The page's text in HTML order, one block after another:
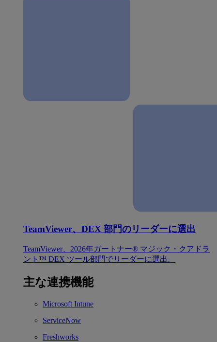
TeamViewer、DEX 部門のリーダーに選出
TeamViewer、2026年ガートナー® マジック・クアドラ
ント™ DEX ツール部門でリーダーに選出。
主な連携機能
Microsoft Intune
ServiceNow
Freshworks